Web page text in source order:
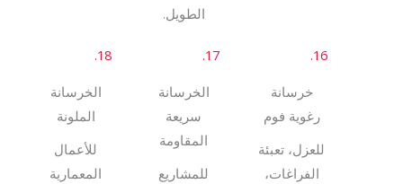
اﻟﻄﻮﻳﻞ.
16.
ﺧﺮﺳﺎﻧﺔ
رﻏﻮﻳﺔ ﻓﻮم
ﻟﻠﻌﺰل، ﺗﻌﺒﺌﺔ
اﻟﻔﺮاﻏﺎت،
17.
اﻟﺨﺮﺳﺎﻧﺔ
ﺳﺮﻳﻌﺔ
اﻟﻤﻘﺎوﻣﺔ
ﻟﻠﻤﺸﺎرﻳﻊ
18.
اﻟﺨﺮﺳﺎﻧﺔ
اﻟﻤﻠﻮﻧﺔ
ﻟﻸﻋﻤﺎل
اﻟﻤﻌﻤﺎرﻳﺔ